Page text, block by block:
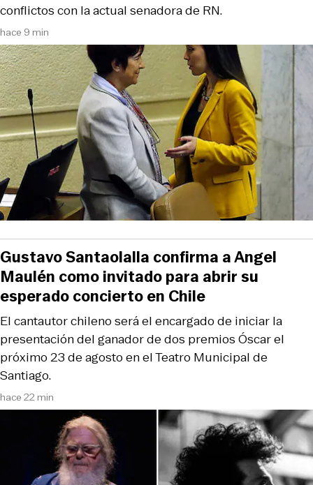
hace 9 min
conflictos con la actual senadora de RN.
hace 22 min
El cantautor chileno será el encargado de iniciar la
presentación del ganador de dos premios Óscar el
próximo 23 de agosto en el Teatro Municipal de
Santiago.
Gustavo Santaolalla confirma a Angel
Maulén como invitado para abrir su
esperado concierto en Chile